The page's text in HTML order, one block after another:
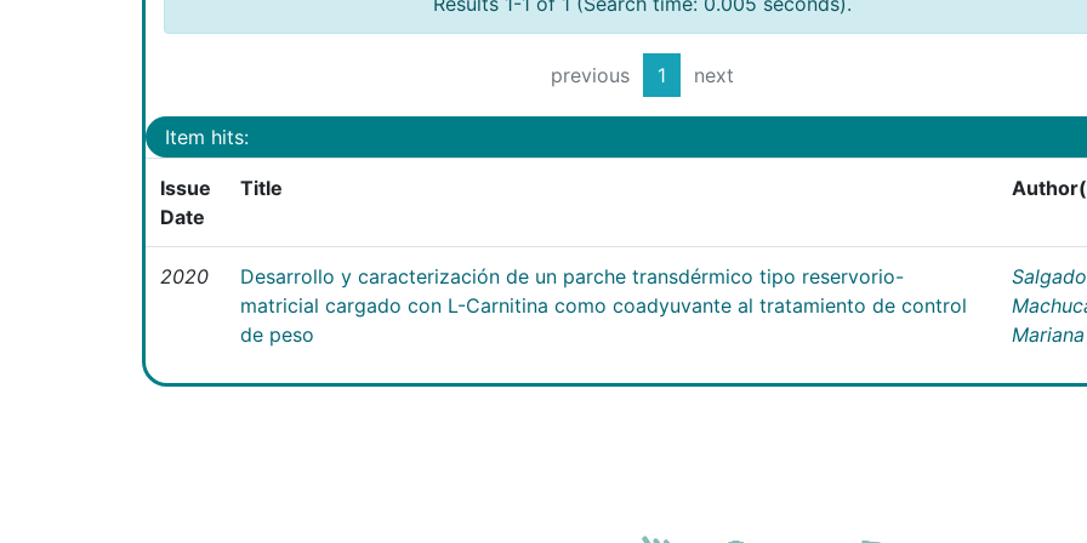
previous 1 next
Item hits:
Issue
Date
Title
2020
Desarrollo y caracterización de un parche transdérmico tipo reservorio-
matricial cargado con L-Carnitina como coadyuvante al tratamiento de control
de peso
Salgado
Mariana